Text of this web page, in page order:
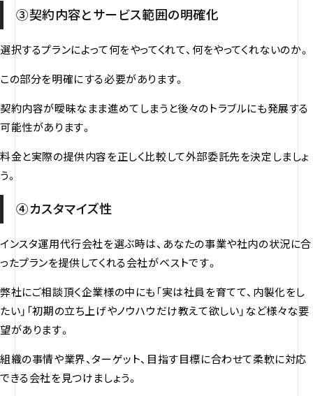
③契約内容とサービス範囲の明確化
選択するプランによって何をやってくれて、何をやってくれないのか。
この部分を明確にする必要があります。
契約内容が曖昧なまま進めてしまうと後々のトラブルにも発展する
可能性があります。
料金と実際の提供内容を正しく比較して外部委託先を決定しましょ
う。
④カスタマイズ性
インスタ運用代行会社を選ぶ時は、あなたの事業や社内の状況に合
ったプランを提供してくれる会社がベストです。
弊社にご相談頂く企業様の中にも「実は社員を育てて、内製化をし
たい」「初期の立ち上げやノウハウだけ教えて欲しい」など様々な要
望があります。
組織の事情や業界、ターゲット、目指す目標に合わせて柔軟に対応
できる会社を見つけましょう。